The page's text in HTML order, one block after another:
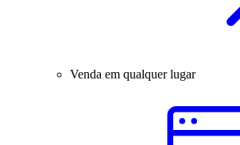
Venda em qualquer lugar